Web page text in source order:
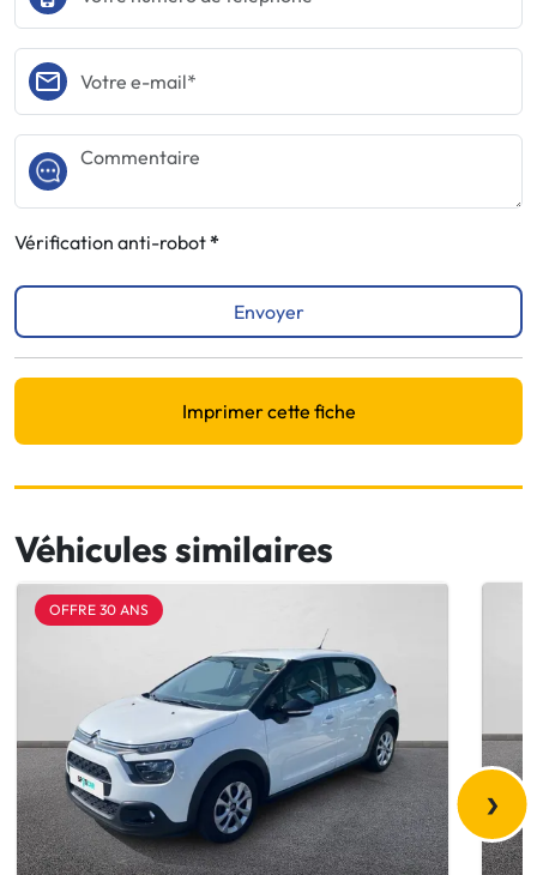
Vérification anti-robot
Envoyer
Imprimer cette fiche
Véhicules similaires
OFFRE 30 ANS
›